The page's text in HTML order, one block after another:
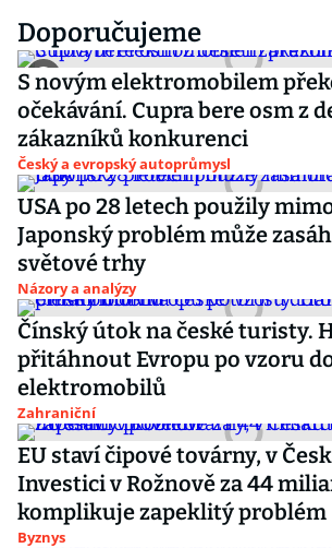
Doporučujeme
S novým elektromobilem
očekávání. Cupra bere osm z
zákazníků konkurenci
Český a evropský autoprůmysl
USA po 28 letech použily
Japonský problém může
světové trhy
Názory a analýzy
Čínský útok na české turisty.
přitáhnout Evropu po vzoru
elektromobilů
Zahraniční
EU staví čipové továrny, v
Investici v Rožnově za 44
komplikuje zapeklitý problém
Byznys